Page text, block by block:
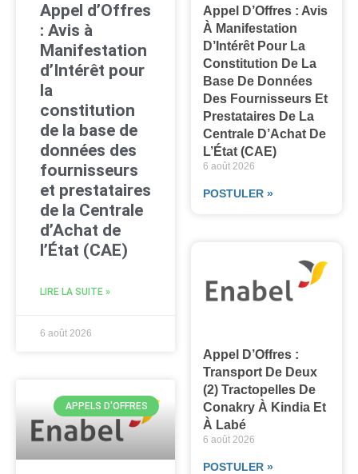
Appel d’Offres
: Avis à
Manifestation
d’Intérêt pour
la
constitution
de la base de
données des
fournisseurs
et prestataires
de la Centrale
d’Achat de
l’État (CAE)
LIRE LA SUITE »
6 août 2026
APPELS D'OFFRES
Appel D’Offres : Avis
À Manifestation
D’Intérêt Pour La
Constitution De La
Base De Données
Des Fournisseurs Et
Prestataires De La
Centrale D’Achat De
L’État (CAE)
6 août 2026
POSTULER »
Appel D’Offres :
Transport De Deux
(2) Tractopelles De
Conakry À Kindia Et
À Labé
6 août 2026
POSTULER »